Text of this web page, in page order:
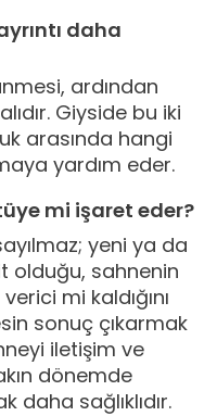
daha
ardından
Giyside bu iki
arasında hangi
yardım eder.
mi işaret eder?
yeni ya da
olduğu, sahnenin
mi kaldığını
sonuç çıkarmak
iletişim ve
dönemde
daha sağlıklıdır.